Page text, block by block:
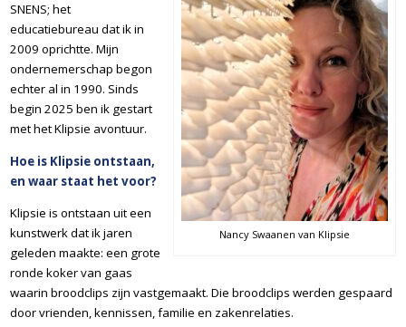
Nancy Swaanen van Klipsie
SNENS; het
educatiebureau dat ik in
2009 oprichtte. Mijn
ondernemerschap begon
echter al in 1990. Sinds
begin 2025 ben ik gestart
met het Klipsie avontuur.
Hoe is Klipsie ontstaan,
en waar staat het voor?
Klipsie is ontstaan uit een
kunstwerk dat ik jaren
geleden maakte: een grote
ronde koker van gaas
waarin broodclips zijn vastgemaakt. Die broodclips werden gespaard
door vrienden, kennissen, familie en zakenrelaties.